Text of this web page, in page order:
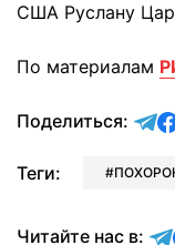
США Руслану
По материалам
Поделиться:
Теги:
Читайте нас в: